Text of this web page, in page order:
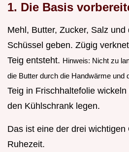
1. Die Basis
Mehl, Butter, Zucker, Salz und
Schüssel geben. Zügig
Teig entsteht. Hinweis: Nicht zu
die Butter durch die Handwärme und
Teig in Frischhaltefolie
den Kühlschrank legen.
Das ist eine der drei wichtigen
Ruhezeit.